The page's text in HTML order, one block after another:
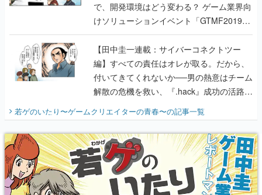
で、開発環境はどう変わる？ ゲーム業界向
けソリューションイベント「GTMF2019」
に行って、より理解を深めよう【PR】
【田中圭一連載：サイバーコネクトツー
編】すべての責任はオレが取る。だから、
付いてきてくれないか──男の熱意はチーム
解散の危機を救い、『.hack』成功の活路を
開く。業界の快男児・松山 洋に流れる血は
『少年ジャンプ』色だった【若ゲのいた
り】
若ゲのいたり〜ゲームクリエイターの青春〜の記事一覧